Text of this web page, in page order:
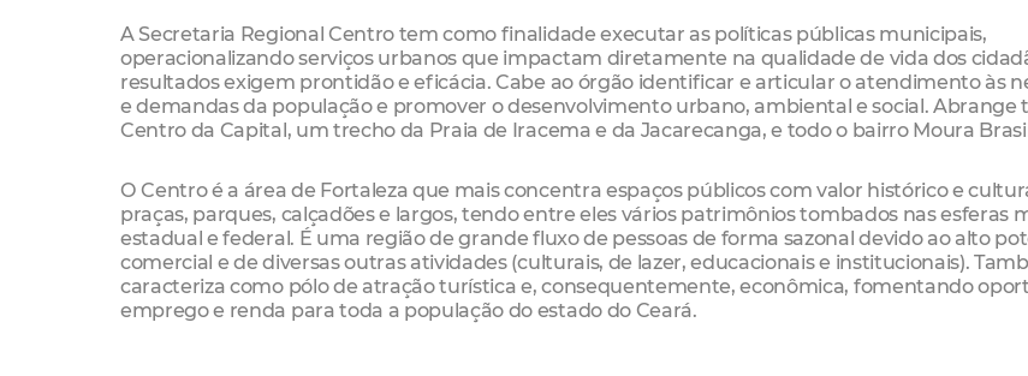
A Secretaria Regional Centro tem como finalidade executar as políticas públicas municipais,
operacionalizando serviços urbanos que impactam diretamente na qualidade de vida dos
resultados exigem prontidão e eficácia. Cabe ao órgão identificar e articular o atendimento às
e demandas da população e promover o desenvolvimento urbano, ambiental e social. Abrange
Centro da Capital, um trecho da Praia de Iracema e da Jacarecanga, e todo o bairro Moura
O Centro é a área de Fortaleza que mais concentra espaços públicos com valor histórico e
praças, parques, calçadões e largos, tendo entre eles vários patrimônios tombados nas esferas
estadual e federal. É uma região de grande fluxo de pessoas de forma sazonal devido ao alto
comercial e de diversas outras atividades (culturais, de lazer, educacionais e institucionais).
caracteriza como pólo de atração turística e, consequentemente, econômica, fomentando
emprego e renda para toda a população do estado do Ceará.